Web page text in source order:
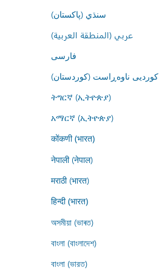
سنڌي (پاکستان)
عربي (المنطقة العربية)
فارسى
کوردیی ناوەڕاست (کوردستان)
ትግርኛ (ኢትዮጵያ)
አማርኛ (ኢትዮጵያ)
कोंकणी (भारत)
नेपाली (नेपाल)
मराठी (भारत)
हिन्दी (भारत)
অসমীয়া (ভাৰত)
বাংলা (বাংলাদেশ)
বাংলা (ভারত)